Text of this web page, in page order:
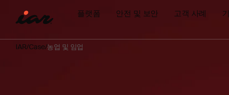
플랫폼 안전 및 보안 고객 사례
IAR Case 농업 및 임업